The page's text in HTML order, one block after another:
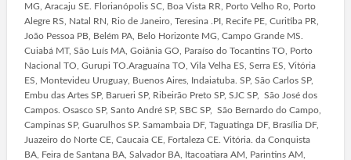
MG, Aracaju SE. Florianópolis SC, Boa Vista RR, Porto Velho Ro, Porto
Alegre RS, Natal RN, Rio de Janeiro, Teresina .PI, Recife PE, Curitiba PR,
João Pessoa PB, Belém PA, Belo Horizonte MG, Campo Grande MS.
Cuiabá MT, São Luís MA, Goiânia GO, Paraíso do Tocantins TO, Porto
Nacional TO, Gurupi TO.Araguaína TO, Vila Velha ES, Serra ES, Vitória
ES, Montevideu Uruguay, Buenos Aires, Indaiatuba. SP, São Carlos SP,
Embu das Artes SP, Barueri SP, Ribeirão Preto SP, SJC SP, São José dos
Campos. Osasco SP, Santo André SP, SBC SP, São Bernardo do Campo,
Campinas SP, Guarulhos SP. Samambaia DF, Taguatinga DF, Brasília DF,
Juazeiro do Norte CE, Caucaia CE, Fortaleza CE. Vitória. da Conquista
BA, Feira de Santana BA, Salvador BA, Itacoatiara AM, Parintins AM,